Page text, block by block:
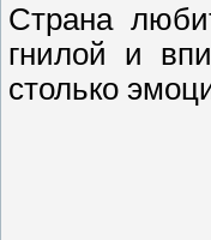
Страна
гнилой и
столько